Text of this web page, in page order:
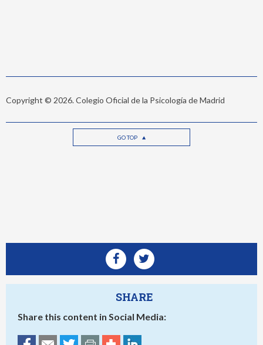
Copyright © 2026. Colegio Oficial de la Psicología de Madrid
GO TOP
SHARE
Share this content in Social Media: